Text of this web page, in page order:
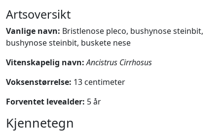
Artsoversikt
Vanlige navn: Bristlenose pleco, bushynose steinbit,
bushynose steinbit, buskete nese
Vitenskapelig navn: Ancistrus Cirrhosus
Voksenstørrelse: 13 centimeter
Forventet levealder: 5 år
Kjennetegn